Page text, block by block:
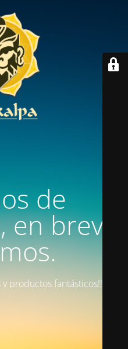
de
breve
y productos fantásticos!!